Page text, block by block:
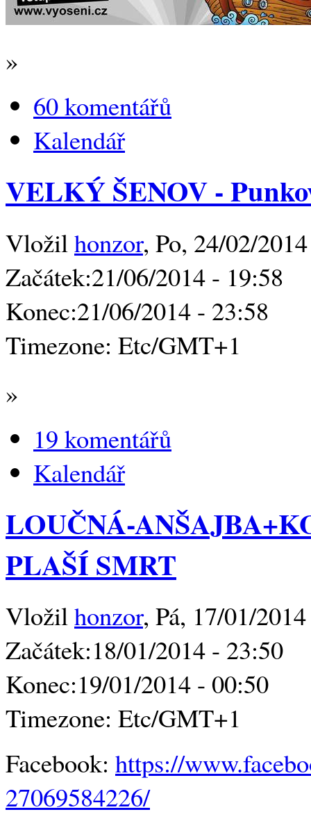
»
60 komentářů
Kalendář
VELKÝ ŠENOV -
Vložil honzor, Po, 24/02/
Začátek:21/06/2014 - 19:58
Konec:21/06/2014 - 23:58
Timezone: Etc/GMT+1
»
19 komentářů
Kalendář
LOUČNÁ-
PLAŠÍ SMRT
Vložilhonzor, Pá, 17/01/
Začátek:18/01/2014 - 23:50
Konec:19/01/2014 - 00:50
Timezone: Etc/GMT+1
Facebook: https://
27069584226/